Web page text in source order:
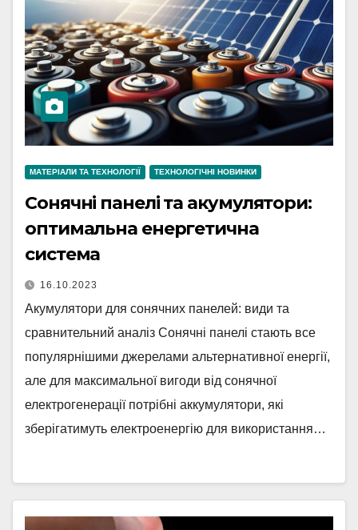
МАТЕРІАЛИ ТА ТЕХНОЛОГІЇ ТЕХНОЛОГІЧНІ НОВИНКИ
Сонячні панелі та акумулятори:
оптимальна енергетична
система
16.10.2023
Акумулятори для сонячних панелей: види та
сравнительний аналіз Сонячні панелі стають все
популярнішими джерелами альтернативної енергії,
але для максимальної вигоди від сонячної
електрогенерації потрібні аккумулятори, які
зберігатимуть електроенергію для використання…